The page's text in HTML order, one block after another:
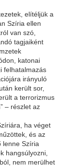
elítéljük a
Szíria ellen
van szó,
tagjaiként
katonai
felhatalmazás
irányuló
került sor,
a terrorizmus
– részlet az
ha véget
és az
lenne Szíria
hangsúlyozni,
nem merülhet